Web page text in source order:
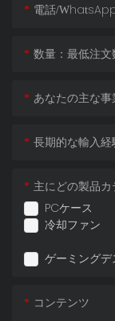
電話/
数量：最低注
あなたの主な事
長期的な輸入経
PCケース
冷却ファン
ゲーミングデ
主にどの製品
コンテンツ